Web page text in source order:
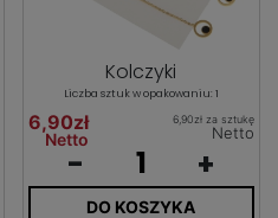
Kolczyki
Liczba sztuk w opakowaniu: 1
6,90zł
Netto
6,90zł za sztukę
Netto
- +
DO KOSZYKA